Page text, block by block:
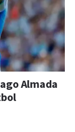
Almada